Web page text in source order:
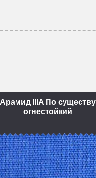
Арамид IIIA По существу
огнестойкий